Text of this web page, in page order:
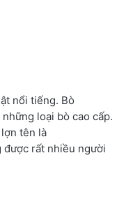
nổi tiếng. Bò
loại bò cao cấp.
tên là
được rất nhiều người